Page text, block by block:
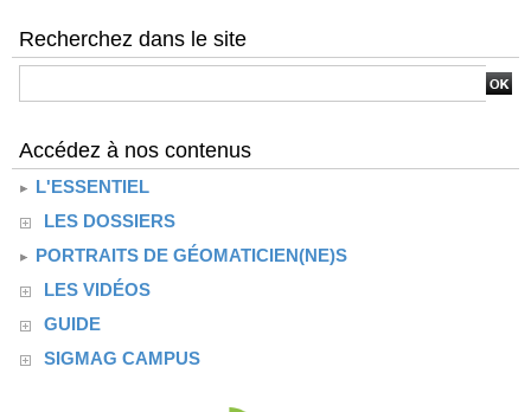
Recherchez dans le site
Accédez à nos contenus
L'ESSENTIEL
LES DOSSIERS
PORTRAITS DE GÉOMATICIEN(NE)S
LES VIDÉOS
GUIDE
SIGMAG CAMPUS